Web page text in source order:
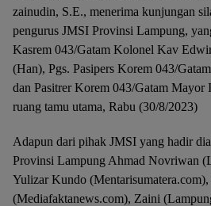
zainudin, S.E., menerima kunjungan
pengurus JMSI Provinsi Lampung,
Kasrem 043/Gatam Kolonel Kav
(Han), Pgs. Pasipers Korem 043/
dan Pasitrer Korem 043/Gatam Mayor
ruang tamu utama, Rabu (30/8/2023)
Adapun dari pihak JMSI yang hadir
Provinsi Lampung Ahmad Novriwan
Yulizar Kundo
(Mediafaktanews.com), Zaini